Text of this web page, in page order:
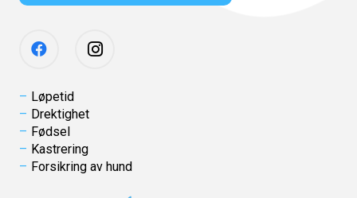
Løpetid
Drektighet
Fødsel
Kastrering
Forsikring av hund